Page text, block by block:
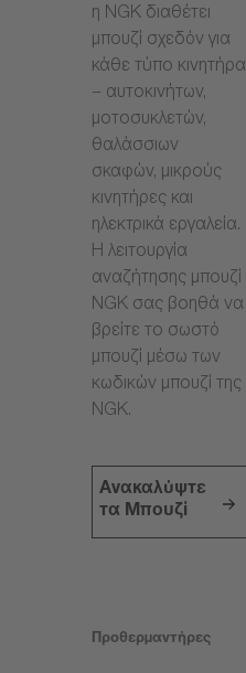
η NGK διαθέτει
μπουζί σχεδόν για
κάθε τύπο κινητήρα
– αυτοκινήτων,
μοτοσυκλετών,
θαλάσσιων
σκαφών, μικρούς
κινητήρες και
ηλεκτρικά εργαλεία.
Η λειτουργία
αναζήτησης μπουζί
NGK σας βοηθά να
βρείτε το σωστό
μπουζί μέσω των
κωδικών μπουζί της
NGK.
Ανακαλύψτε
τα Μπουζί
Προθερμαντήρες